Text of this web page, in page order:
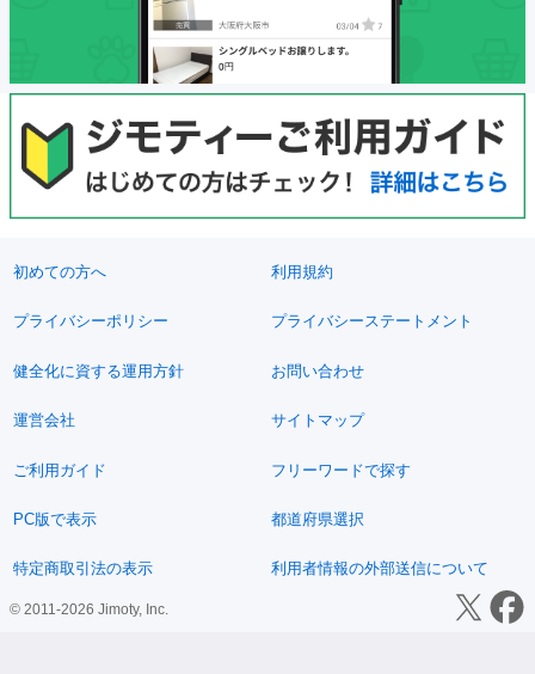
初めての方へ 利用規約
プライバシーポリシー プライバシーステートメント
健全化に資する運用方針 お問い合わせ
運営会社 サイトマップ
ご利用ガイド フリーワードで探す
PC版で表示 都道府県選択
特定商取引法の表示 利用者情報の外部送信について
© 2011-2026 Jimoty, Inc.